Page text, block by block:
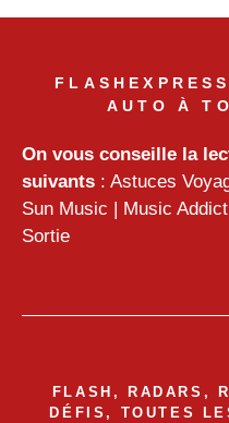
AUTO À
On vous conseille la
suivants : Astuces
Sun Music | Music Addict
Sortie
FLASH, RADARS,
DÉFIS, TOUTES